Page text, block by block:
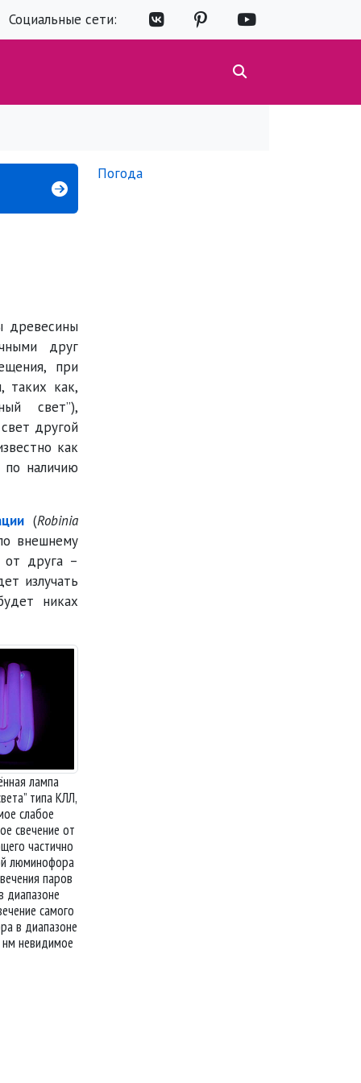
Социальные сети:
древесины
древесины
друг
при
таких как,
свет ),
другой
как
наличию
(Robinia
внешнему
от друга –
излучать
никах
лампа
типа КЛЛ,
слабое
свечение от
частично
люминофора
паров
диапазоне
самого
в диапазоне
невидимое
Погода